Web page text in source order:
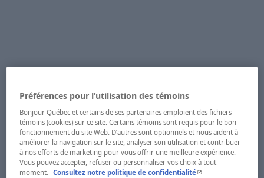
Préférences pour l’utilisation des témoins
Bonjour Québec et certains de ses partenaires emploient des fichiers
témoins (cookies) sur ce site. Certains témoins sont requis pour le bon
fonctionnement du site Web. D’autres sont optionnels et nous aident à
améliorer la navigation sur le site, analyser son utilisation et contribuer
à nos efforts de marketing pour vous offrir une meilleure expérience.
Vous pouvez accepter, refuser ou personnaliser vos choix à tout
moment. Consultez notre politique de confidentialité- Cet hyperlien